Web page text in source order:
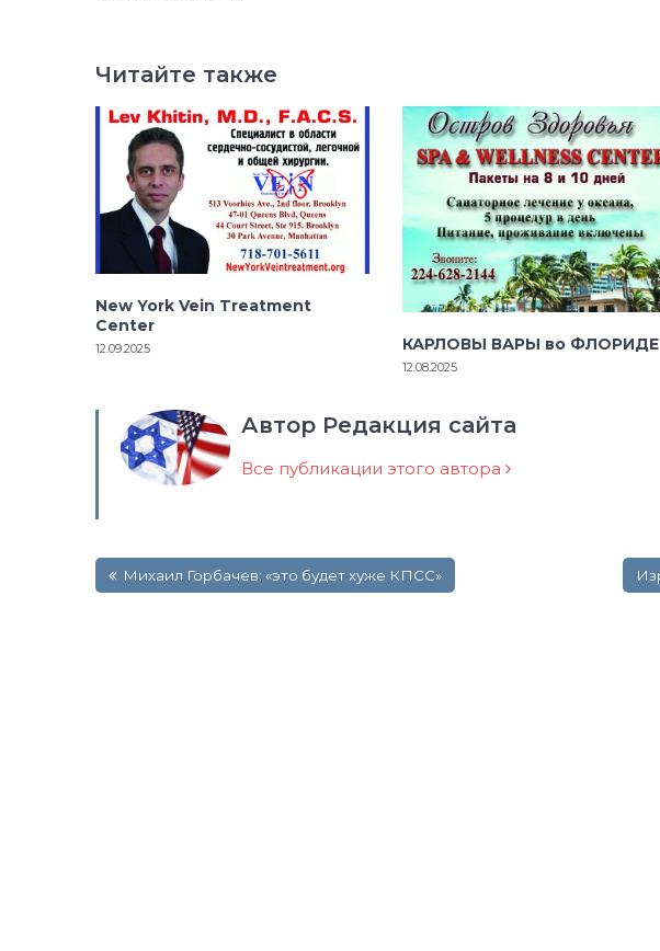
Читайте также
New York Vein Treatment
Center
12.09.2025 КАРЛОВЫ ВАРЫ во ФЛОРИДЕ
12.08.2025
Автор Редакция сайта
Все публикации этого автора
по Михаил Горбачев: «это будет хуже КПСС»